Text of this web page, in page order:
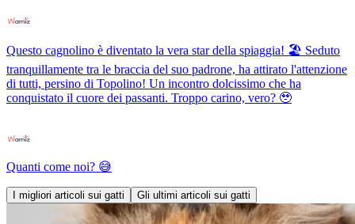
Questo cagnolino è diventato la vera star della spiaggia! 🏖️ Seduto
tranquillamente tra le braccia del suo padrone, ha attirato l'attenzione
di tutti, persino di Topolino! Un incontro dolcissimo che ha
conquistato il cuore dei passanti. Troppo carino, vero? 🥹
Quanti come noi? 😅
I migliori articoli sui gatti Gli ultimi articoli sui gatti